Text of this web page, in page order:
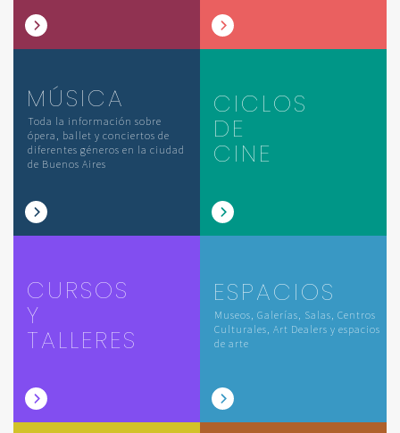
MÚSICA
Toda la información sobre
ópera, ballet y conciertos de
diferentes géneros en la ciudad
de Buenos Aires
CICLOS
DE
CINE
CURSOS
Y
TALLERES
ESPACIOS
Museos, Galerías, Salas, Centros
Culturales, Art Dealers y espacios
de arte